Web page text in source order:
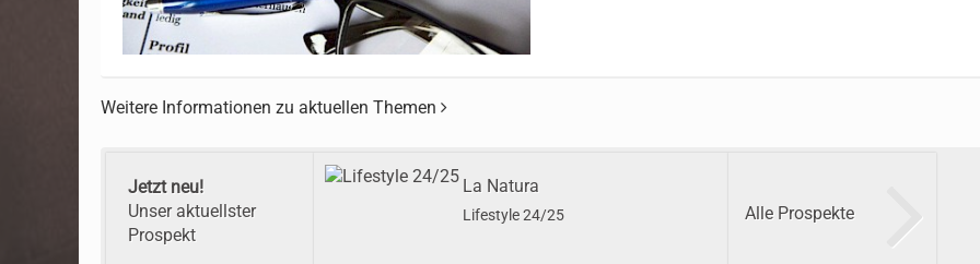
Weitere Informationen zu aktuellen Themen
Jetzt neu!
Unser aktuellster
Prospekt
La Natura
Lifestyle 24/25 Alle Prospekte